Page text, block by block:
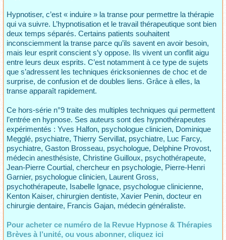
Hypnotiser, c’est « induire » la transe pour permettre la thérapie
qui va suivre. L’hypnotisation et le travail thérapeutique sont bien
deux temps séparés. Certains patients souhaitent
inconsciemment la transe parce qu’ils savent en avoir besoin,
mais leur esprit conscient s’y oppose. Ils vivent un conflit aigu
entre leurs deux esprits. C’est notamment à ce type de sujets
que s’adressent les techniques éricksoniennes de choc et de
surprise, de confusion et de doubles liens. Grâce à elles, la
transe apparaît rapidement.
Ce hors-série n°9 traite des multiples techniques qui permettent
l’entrée en hypnose. Ses auteurs sont des hypnothérapeutes
expérimentés : Yves Halfon, psychologue clinicien, Dominique
Megglé, psychiatre, Thierry Servillat, psychiatre, Luc Farcy,
psychiatre, Gaston Brosseau, psychologue, Delphine Provost,
médecin anesthésiste, Christine Guilloux, psychothérapeute,
Jean-Pierre Courtial, chercheur en psychologie, Pierre-Henri
Garnier, psychologue clinicien, Laurent Gross,
psychothérapeute, Isabelle Ignace, psychologue clinicienne,
Kenton Kaiser, chirurgien dentiste, Xavier Penin, docteur en
chirurgie dentaire, Francis Gajan, médecin généraliste.
Pour acheter ce numéro de la Revue Hypnose & Thérapies
Brèves à l’unité, ou vous abonner, cliquez ici